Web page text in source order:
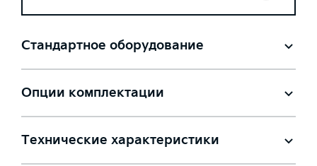
Стандартное оборудование
Опции комплектации
Технические характеристики